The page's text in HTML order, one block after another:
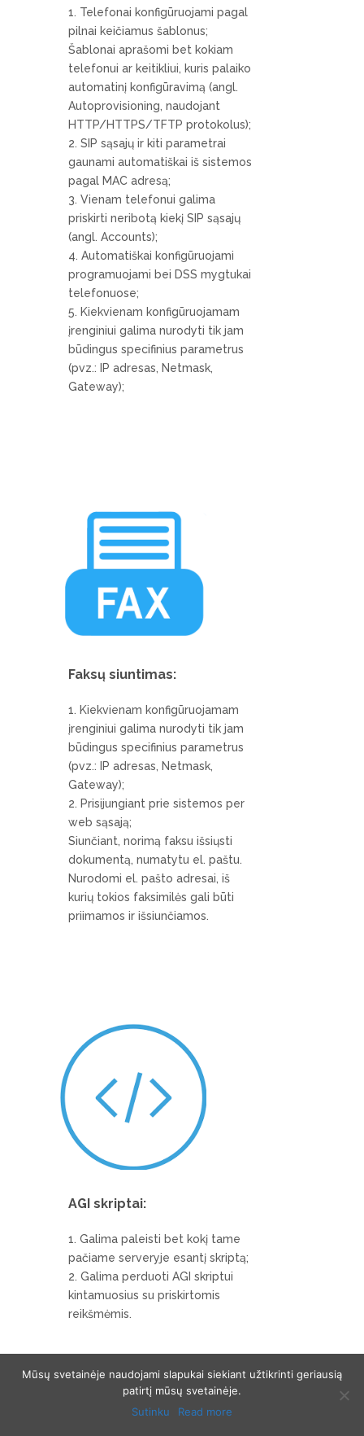
Telefonai konfigūruojami pagal
pilnai keičiamus šablonus;
Šablonai aprašomi bet kokiam
telefonui ar keitikliui, kuris palaiko
automatinį konfigūravimą (angl.
Autoprovisioning, naudojant
HTTP/HTTPS/TFTP protokolus);
SIP sąsajų ir kiti parametrai
gaunami automatiškai iš sistemos
pagal MAC adresą;
Vienam telefonui galima
priskirti neribotą kiekį SIP sąsajų
(angl. Accounts);
Automatiškai konfigūruojami
programuojami bei DSS mygtukai
telefonuose;
Kiekvienam konfigūruojamam
įrenginiui galima nurodyti tik jam
būdingus specifinius parametrus
(pvz.: IP adresas, Netmask,
Gateway);
Faksų siuntimas:
Kiekvienam konfigūruojamam
įrenginiui galima nurodyti tik jam
būdingus specifinius parametrus
(pvz.: IP adresas, Netmask,
Gateway);
Prisijungiant prie sistemos per
web sąsają;
Siunčiant, norimą faksu išsiųsti
dokumentą, numatytu el. paštu.
Nurodomi el. pašto adresai, iš
kurių tokios faksimilės gali būti
priimamos ir išsiunčiamos.
AGI skriptai:
Galima paleisti bet kokį tame
pačiame serveryje esantį skriptą;
Galima perduoti AGI skriptui
kintamuosius su priskirtomis
reikšmėmis.
Mūsų svetainėje naudojami slapukai siekiant užtikrinti geriausią
patirtį mūsų svetainėje.
Sutinku
Read more